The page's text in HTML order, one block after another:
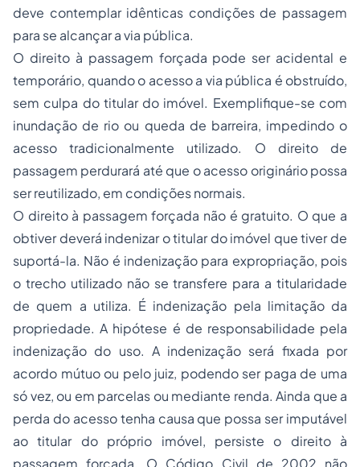
deve contemplar idênticas condições de passagem
para se alcançar a via pública.
O direito à passagem forçada pode ser acidental e
temporário, quando o acesso a via pública é obstruído,
sem culpa do titular do imóvel. Exemplifique-se com
inundação de rio ou queda de barreira, impedindo o
acesso tradicionalmente utilizado. O direito de
passagem perdurará até que o acesso originário possa
ser reutilizado, em condições normais.
O direito à passagem forçada não é gratuito. O que a
obtiver deverá indenizar o titular do imóvel que tiver de
suportá-la. Não é indenização para expropriação, pois
o trecho utilizado não se transfere para a titularidade
de quem a utiliza. É indenização pela limitação da
propriedade. A hipótese é de responsabilidade pela
indenização do uso. A indenização será fixada por
acordo mútuo ou pelo juiz, podendo ser paga de uma
só vez, ou em parcelas ou mediante renda. Ainda que a
perda do acesso tenha causa que possa ser imputável
ao titular do próprio imóvel, persiste o direito à